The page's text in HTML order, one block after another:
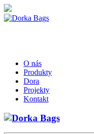
O nás
Produkty
Dora
Projekty
Kontakt